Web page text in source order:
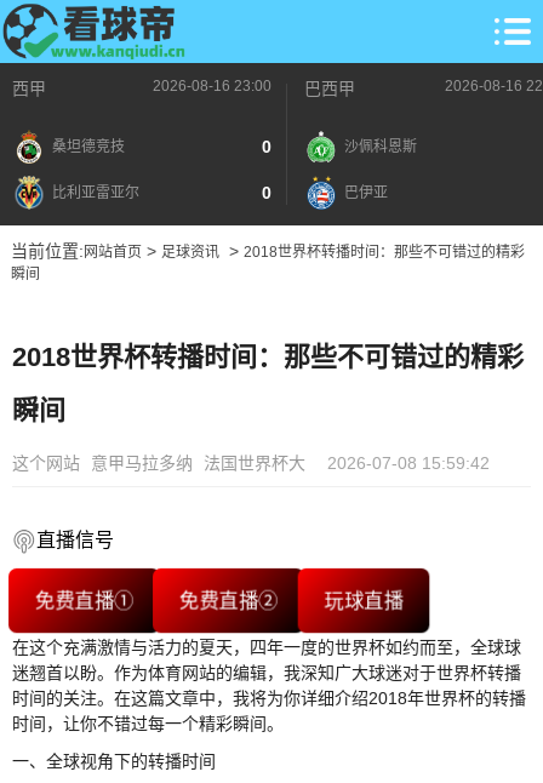
西甲 2026-08-16 23:00
桑坦德竞技 0
比利亚雷亚尔 0
巴西甲 2026-08-16
沙佩科恩斯
巴伊亚
当前位置: 网站首页> 足球资讯> 2018世界杯转播时间：那些不可错过的精彩
瞬间
2018世界杯转播时间：那些不可错过的精彩
瞬间
这个网站 意甲马拉多纳 法国世界杯大 2026-07-08 15:59:42
直播信号
免费直播① 免费直播② 玩球直播
在这个充满激情与活力的夏天，四年一度的世界杯如约而至，全球球
迷翘首以盼。作为体育网站的编辑，我深知广大球迷对于世界杯转播
时间的关注。在这篇文章中，我将为你详细介绍2018年世界杯的转播
时间，让你不错过每一个精彩瞬间。
一、全球视角下的转播时间